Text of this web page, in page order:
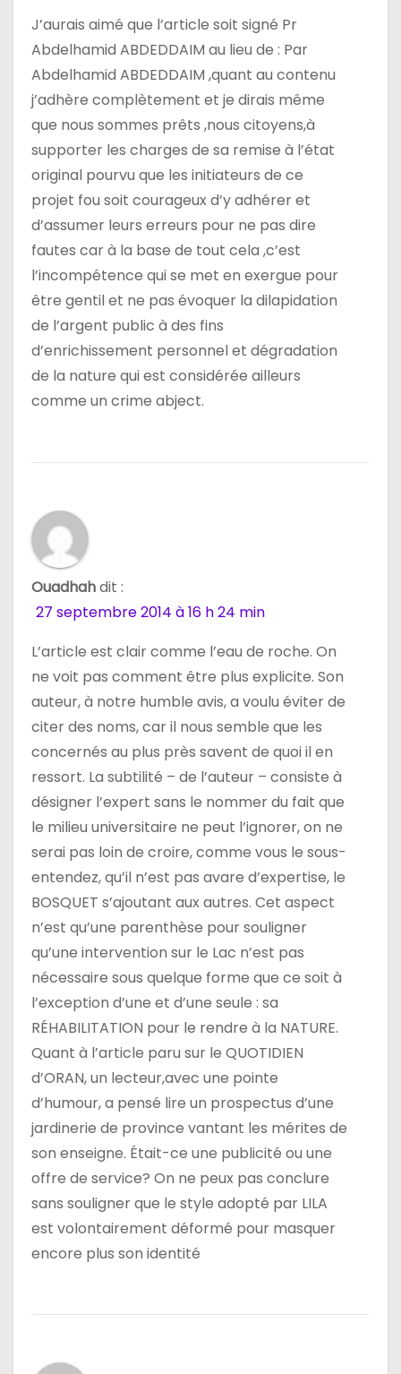
a
r
t
c
e
J’aurais aimé que l’article soit signé Pr
Abdelhamid ABDEDDAIM au lieu de : Par
Abdelhamid ABDEDDAIM ,quant au contenu
j’adhère complètement et je dirais même
que nous sommes prêts ,nous citoyens,à
supporter les charges de sa remise à l’état
original pourvu que les initiateurs de ce
projet fou soit courageux d’y adhérer et
d’assumer leurs erreurs pour ne pas dire
fautes car à la base de tout cela ,c’est
l’incompétence qui se met en exergue pour
être gentil et ne pas évoquer la dilapidation
de l’argent public à des fins
d’enrichissement personnel et dégradation
de la nature qui est considérée ailleurs
comme un crime abject.
Ouadhahdit :
27 septembre 2014 à 16 h 24 min
L’article est clair comme l’eau de roche. On
ne voit pas comment être plus explicite. Son
auteur, à notre humble avis, a voulu éviter de
citer des noms, car il nous semble que les
concernés au plus près savent de quoi il en
ressort. La subtilité – de l’auteur – consiste à
désigner l’expert sans le nommer du fait que
le milieu universitaire ne peut l’ignorer, on ne
serai pas loin de croire, comme vous le sous-
entendez, qu’il n’est pas avare d’expertise, le
BOSQUET s’ajoutant aux autres. Cet aspect
n’est qu’une parenthèse pour souligner
qu’une intervention sur le Lac n’est pas
nécessaire sous quelque forme que ce soit à
l’exception d’une et d’une seule : sa
RÉHABILITATION pour le rendre à la NATURE.
Quant à l’article paru sur le QUOTIDIEN
d’ORAN, un lecteur,avec une pointe
d’humour, a pensé lire un prospectus d’une
jardinerie de province vantant les mérites de
son enseigne. Était-ce une publicité ou une
offre de service? On ne peux pas conclure
sans souligner que le style adopté par LILA
est volontairement déformé pour masquer
encore plus son identité